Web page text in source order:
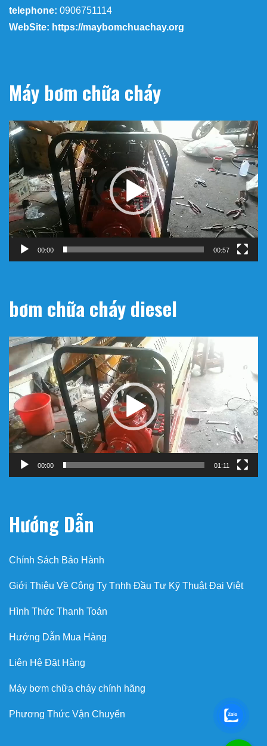
telephone: 0906751114
WebSite: https://maybomchuachay.org
Máy bơm chữa cháy
Trình
chơi
Video
00:00 00:57
bơm chữa cháy diesel
Trình
chơi
Video
00:00 01:11
Hướng Dẫn
Chính Sách Bảo Hành
Giới Thiệu Về Công Ty Tnhh Đầu Tư Kỹ Thuật Đại Việt
Hình Thức Thanh Toán
Hướng Dẫn Mua Hàng
Liên Hệ Đặt Hàng
Máy bơm chữa cháy chính hãng
Phương Thức Vận Chuyển